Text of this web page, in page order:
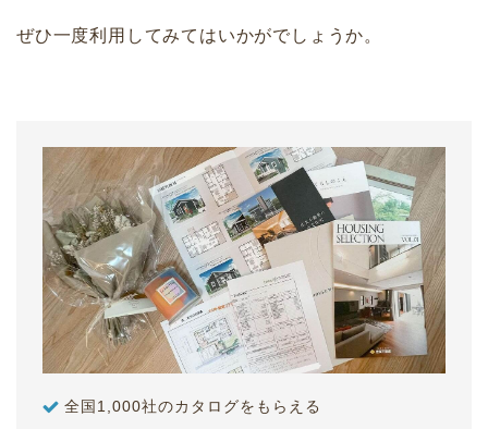
ぜひ一度利用してみてはいかがでしょうか。
全国1,000社のカタログをもらえる